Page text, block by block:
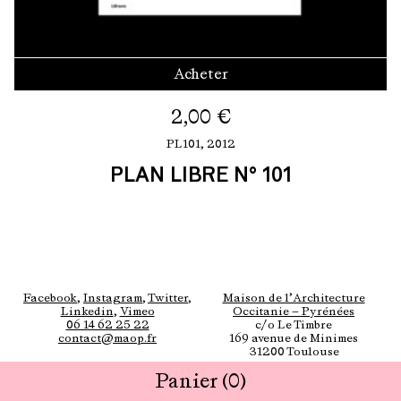
Acheter
2,00 €
PL101, 2012
PLAN LIBRE N° 101
Panier (0)
Facebook, Instagram, Twitter,
Linkedin, Vimeo
Maison de l’Architecture
Occitanie — Pyrénées
06 14 62 25 22
contact@maop.fr
c/o Le Timbre
169 avenue de Minimes
31200 Toulouse